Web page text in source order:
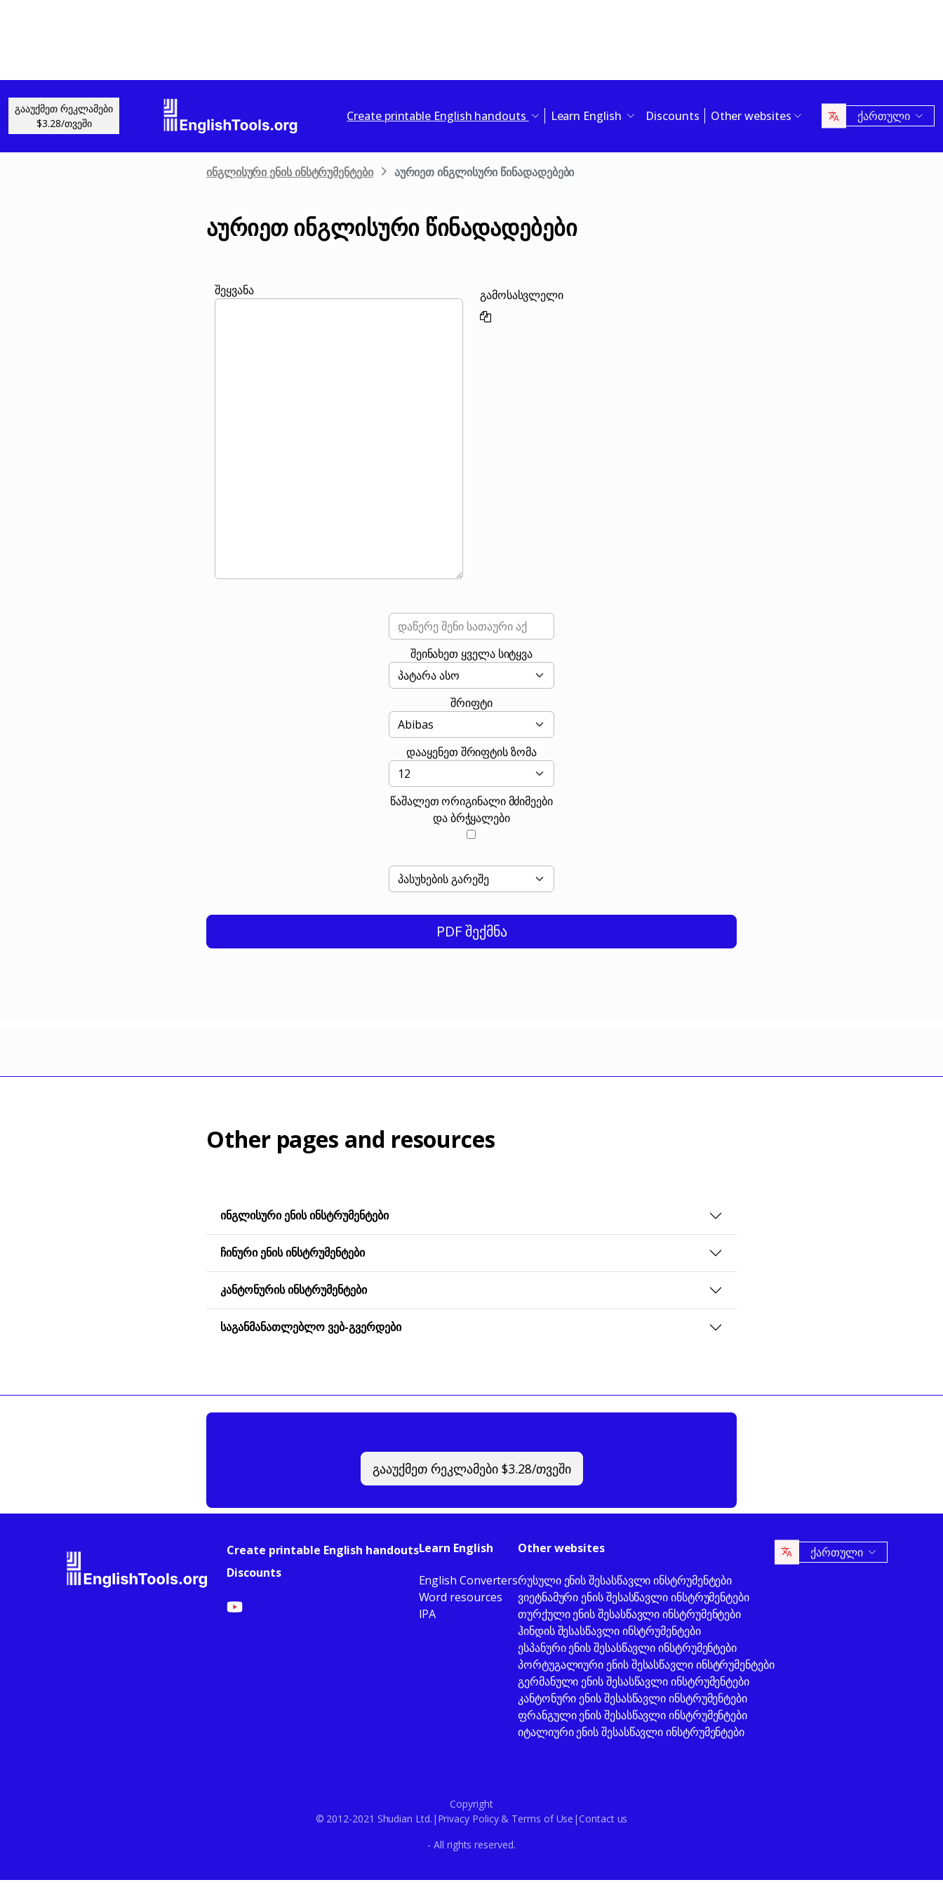
გააუქმეთ რეკლამები
$3.28/თვეში
Create printable English handouts Learn English Discounts Other websites ქართული
ინგლისური ენის ინსტრუმენტები აურიეთ ინგლისური წინადადებები
აურიეთ ინგლისური წინადადებები
შეყვანა გამოსასვლელი
შეინახეთ ყველა სიტყვა
შრიფტი
დააყენეთ შრიფტის ზომა
წაშალეთ ორიგინალი მძიმეები
და ბრჭყალები
PDF შექმნა
Other pages and resources
ᲘᲜᲒᲚᲘᲡᲣᲠᲘ ᲔᲜᲘᲡ ᲘᲜᲡᲢᲠᲣᲛᲔᲜᲢᲔᲑᲘ
ᲩᲘᲜᲣᲠᲘ ᲔᲜᲘᲡ ᲘᲜᲡᲢᲠᲣᲛᲔᲜᲢᲔᲑᲘ
ᲙᲐᲜᲢᲝᲜᲣᲠᲘᲡ ᲘᲜᲡᲢᲠᲣᲛᲔᲜᲢᲔᲑᲘ
ᲡᲐᲒᲐᲜᲛᲐᲜᲐᲗᲚᲔᲑᲚᲝ ᲕᲔᲑ-ᲒᲕᲔᲠᲓᲔᲑᲘ
გააუქმეთ რეკლამები $3.28/თვეში
Create printable English handouts
Discounts
Learn English
English Converters
Word resources
IPA
Other websites
რუსული ენის შესასწავლი ინსტრუმენტები
ვიეტნამური ენის შესასწავლი ინსტრუმენტები
თურქული ენის შესასწავლი ინსტრუმენტები
ჰინდის შესასწავლი ინსტრუმენტები
ესპანური ენის შესასწავლი ინსტრუმენტები
პორტუგალიური ენის შესასწავლი ინსტრუმენტები
გერმანული ენის შესასწავლი ინსტრუმენტები
კანტონური ენის შესასწავლი ინსტრუმენტები
ფრანგული ენის შესასწავლი ინსტრუმენტები
იტალიური ენის შესასწავლი ინსტრუმენტები
ქართული
Copyright
© 2012-2021 Shudian Ltd.| Privacy Policy& Terms of Use | Contact us
- All rights reserved.